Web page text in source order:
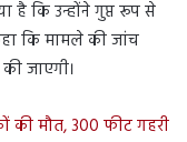
है कि उन्होंने गुप्त रूप से
कि मामले की जांच
जाएगी।
की मौत, 300 फीट गहरी